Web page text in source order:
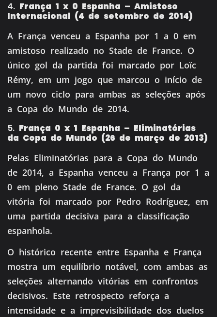
4. França 1 x 0 Espanha – Amistoso
Internacional (4 de setembro de 2014)
A França venceu a Espanha por 1 a 0 em
amistoso realizado no Stade de France. O
único gol da partida foi marcado por Loïc
Rémy, em um jogo que marcou o início de
um novo ciclo para ambas as seleções após
a Copa do Mundo de 2014.
5. França 0 x 1 Espanha – Eliminatórias
da Copa do Mundo (26 de março de 2013)
Pelas Eliminatórias para a Copa do Mundo
de 2014, a Espanha venceu a França por 1 a
0 em pleno Stade de France. O gol da
vitória foi marcado por Pedro Rodríguez, em
uma partida decisiva para a classificação
espanhola.
O histórico recente entre Espanha e França
mostra um equilíbrio notável, com ambas as
seleções alternando vitórias em confrontos
decisivos. Este retrospecto reforça a
intensidade e a imprevisibilidade dos duelos